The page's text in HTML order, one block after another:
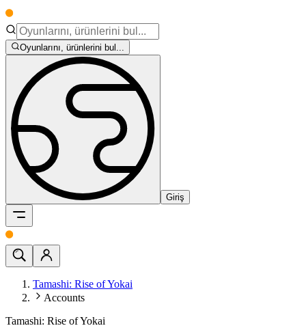
Oyunlarını, ürünlerini bul...
Giriş
Tamashi: Rise of Yokai
Accounts
Tamashi: Rise of Yokai